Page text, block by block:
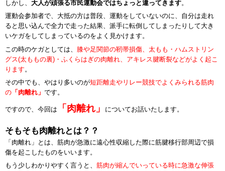
しかし、 大人が頑張る市民運動会ではちょっと違ってきます。
運動会参加者で、大抵の方は普段、運動をしていないのに、自分は走れ
ると思い込んで全力で走った結果、派手に転倒してしまったりして大き
いケガをしてしまっているのをよく見かけます。
この時のケガとしては、 膝や足関節の靭帯損傷、太もも・ハムストリン
グス(太ももの裏)・ふくらはぎの肉離れ、アキレス腱断裂などがよく起こ
ります 。
その中でも、やはり多いのが短距離走やリレー競技でよくみられる筋肉
の 「肉離れ」 です。
ですので、今回は 「肉離れ」 についてお話いたします。
そもそも肉離れとは？？
「肉離れ」とは、筋肉が急激に遠心性収縮した際に筋腱移行部周辺で損
傷を起こしたものをいいます。
もう少しわかりやすく言うと、 筋肉が縮んでいっている時に急激な伸張